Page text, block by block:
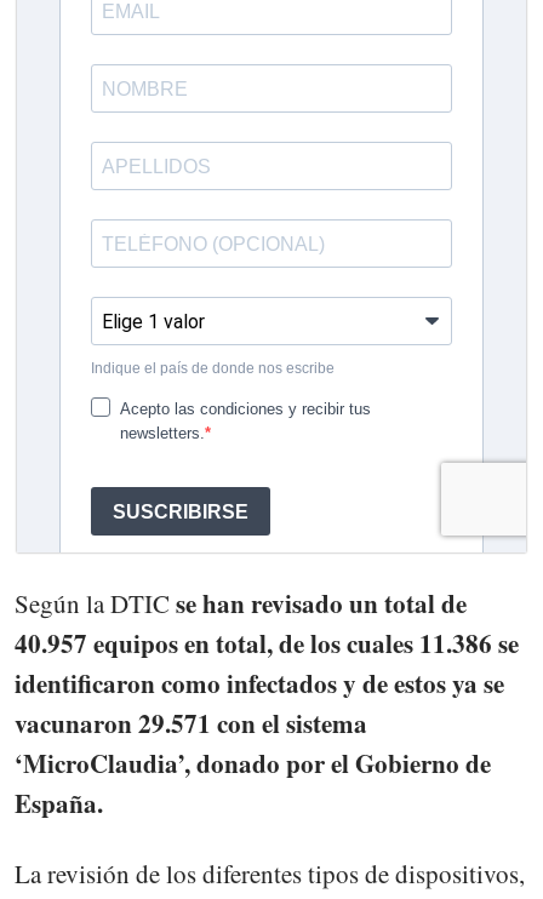
Según la DTIC se han revisado un total de
40.957 equipos en total, de los cuales 11.386 se
identificaron como infectados y de estos ya se
vacunaron 29.571 con el sistema
‘MicroClaudia’, donado por el Gobierno de
España.
La revisión de los diferentes tipos de dispositivos,